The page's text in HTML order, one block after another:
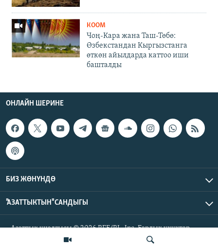
КООМ
Чоң-Кара жана Таш-Төбө:
Өзбекстандан Кыргызстанга
өткөн айылдарда каттоо иши
башталды
ОНЛАЙН ШЕРИНЕ
БИЗ ЖӨНҮНДӨ
"АЗАТТЫКТЫН" САНДЫГЫ
Азаттык үналгысы © 2026 RFE/RL, Inc. Бардык укуктар